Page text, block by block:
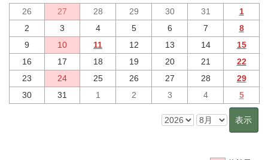
26 27 28 29 30 31
1
2
3 4 5 6 7
8
9
10 11 12 13 14
15
16
17 18 19 20 21
22
23
24 25 26 27 28
29
30
31 1 2 3 4 5